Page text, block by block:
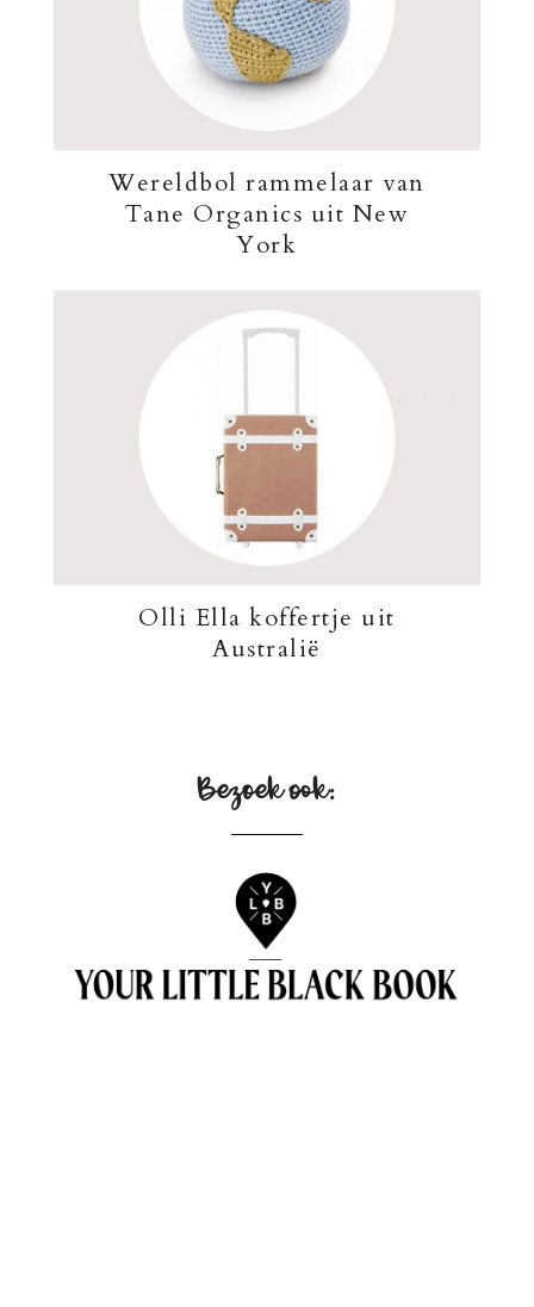
Wereldbol rammelaar van
Tane Organics uit New
York
Olli Ella koffertje uit
Australië
Bezoek ook: